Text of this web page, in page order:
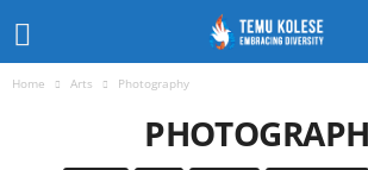
Home Arts Photography